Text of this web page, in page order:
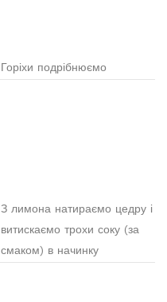
Горіхи подрібнюємо
З лимона натираємо цедру і
витискаємо трохи соку (за
смаком) в начинку